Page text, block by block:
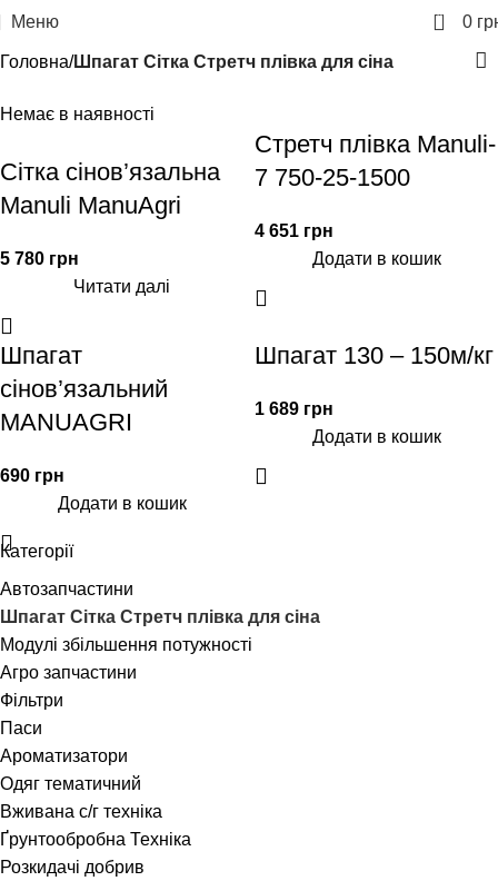
Меню 0 0
Категорії
Автозапчастини
Шпагат Сітка Стретч плівка для сіна
Модулі збільшення потужності
Агро запчастини
Фільтри
Паси
Ароматизатори
Одяг тематичний
Вживана с/г техніка
Ґрунтообробна Техніка
Розкидачі добрив
Головна Шпагат Сітка Стретч плівка для сіна
Немає в наявності
Сітка сінов’язальна
Manuli ManuAgri
5 780 грн
Читати далі
Стретч плівка Manuli-
7 750-25-1500
4 651 грн
Додати в кошик
Шпагат
сінов’язальний
MANUAGRI
690 грн
Додати в кошик
Шпагат 130 – 150м/кг
1 689 грн
Додати в кошик